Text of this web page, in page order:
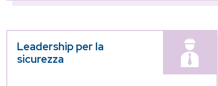
Leadership per la
sicurezza